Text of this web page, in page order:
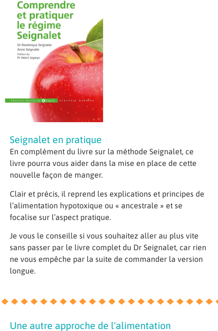
Seignalet en pratique
En complément du livre sur la méthode Seignalet, ce
livre pourra vous aider dans la mise en place de cette
nouvelle façon de manger.
Clair et précis, il reprend les explications et principes de
l’alimentation hypotoxique ou « ancestrale » et se
focalise sur l’aspect pratique.
Je vous le conseille si vous souhaitez aller au plus vite
sans passer par le livre complet du Dr Seignalet, car rien
ne vous empêche par la suite de commander la version
longue.
Une autre approche de l'alimentation